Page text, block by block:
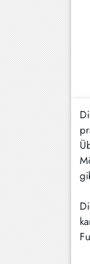
Niklasreuth
Otterfing
Rottach-
Egern
Schaftlach
/
Waakirchen
Schliersee
Tegernsee
Warngau
/
Wall
Weyarn